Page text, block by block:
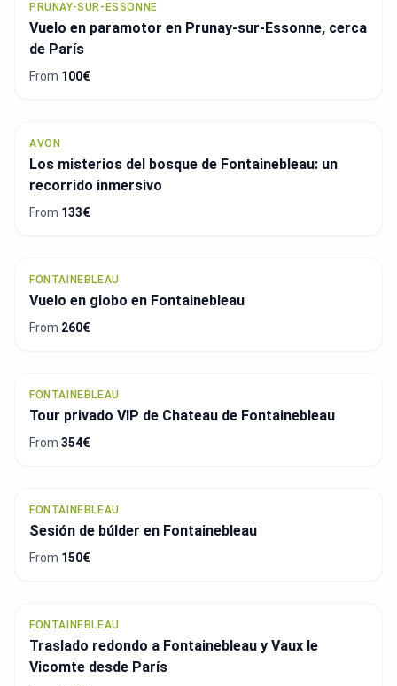
PRUNAY-SUR-ESSONNE
Vuelo en paramotor en Prunay-sur-Essonne, cerca
de París
From 100€
AVON
Los misterios del bosque de Fontainebleau: un
recorrido inmersivo
From 133€
FONTAINEBLEAU
Vuelo en globo en Fontainebleau
From 260€
FONTAINEBLEAU
Tour privado VIP de Chateau de Fontainebleau
From 354€
FONTAINEBLEAU
Sesión de búlder en Fontainebleau
From 150€
FONTAINEBLEAU
Traslado redondo a Fontainebleau y Vaux le
Vicomte desde París